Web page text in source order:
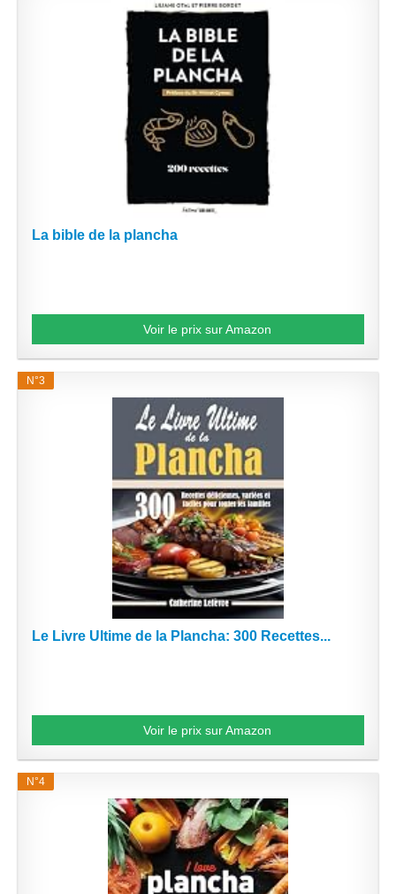
La bible de la plancha
Voir le prix sur Amazon
N°3
Le Livre Ultime de la Plancha: 300 Recettes...
Voir le prix sur Amazon
N°4